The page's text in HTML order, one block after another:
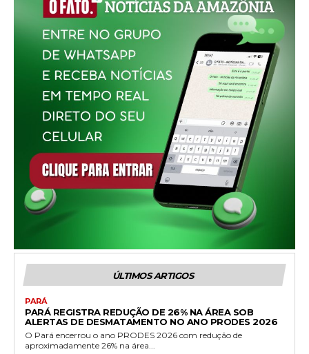
ÚLTIMOS ARTIGOS
PARÁ
PARÁ REGISTRA REDUÇÃO DE 26% NA ÁREA SOB
ALERTAS DE DESMATAMENTO NO ANO PRODES 2026
O Pará encerrou o ano PRODES 2026 com redução de
aproximadamente 26% na área...